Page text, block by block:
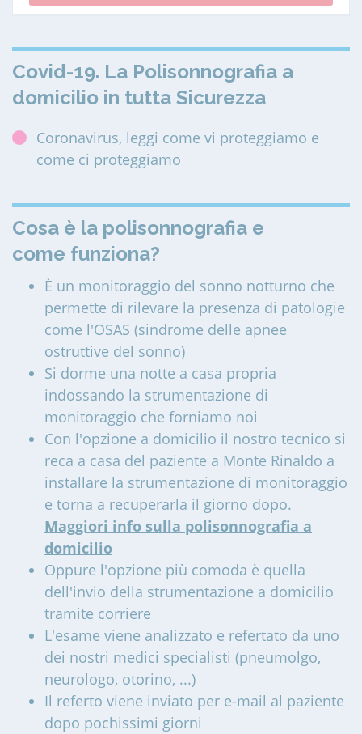
Covid-19. La Polisonnografia a
domicilio in tutta Sicurezza
Coronavirus, leggi come vi proteggiamo e
come ci proteggiamo
Cosa è la polisonnografia e
come funziona?
È un monitoraggio del sonno notturno che
permette di rilevare la presenza di patologie
come l'OSAS (sindrome delle apnee
ostruttive del sonno)
Si dorme una notte a casa propria
indossando la strumentazione di
monitoraggio che forniamo noi
Con l'opzione a domicilio il nostro tecnico si
reca a casa del paziente a Monte Rinaldo a
installare la strumentazione di monitoraggio
e torna a recuperarla il giorno dopo.
Maggiori info sulla polisonnografia a
domicilio
Oppure l'opzione più comoda è quella
dell'invio della strumentazione a domicilio
tramite corriere
L'esame viene analizzato e refertato da uno
dei nostri medici specialisti (pneumolgo,
neurologo, otorino, ...)
Il referto viene inviato per e-mail al paziente
dopo pochissimi giorni